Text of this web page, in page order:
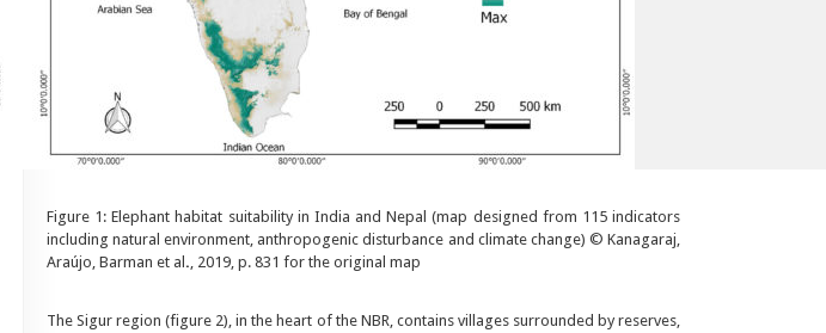
Figure 1: Elephant habitat suitability in India and Nepal (map designed from 115 indicators
including natural environment, anthropogenic disturbance and climate change) © Kanagaraj,
Araújo, Barman et al ., 2019, p. 831 for the original map
The Sigur region (figure 2), in the heart of the NBR, contains villages surrounded by reserves,